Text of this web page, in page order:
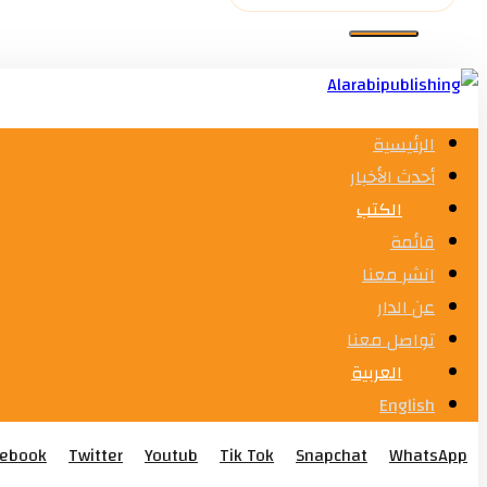
الرئيسية
أحدث الأخبار
الكتب
قائمة
انشر معنا
عن الدار
تواصل معنا
العربية
English
Twitter Youtub Tik Tok Snapchat
WhatsApp